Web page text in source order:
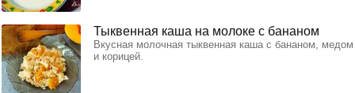
Тыквенная каша на молоке с бананом
Вкусная молочная тыквенная каша с бананом, медом
и корицей.